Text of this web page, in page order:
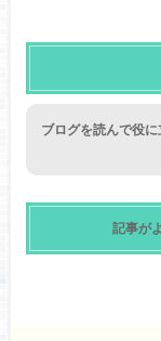
ブログを読んで役
記事が